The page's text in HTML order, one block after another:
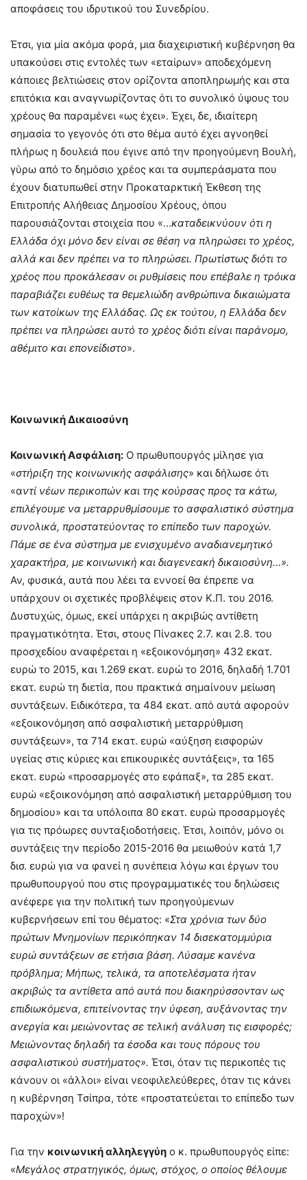
αποφάσεις του ιδρυτικού του Συνεδρίου.
Έτσι, για μία ακόμα φορά, μια διαχειριστική κυβέρνηση θα
υπακούσει στις εντολές των «εταίρων» αποδεχόμενη
κάποιες βελτιώσεις στον ορίζοντα αποπληρωμής και στα
επιτόκια και αναγνωρίζοντας ότι το συνολικό ύψους του
χρέους θα παραμένει «ως έχει». Έχει, δε, ιδιαίτερη
σημασία το γεγονός ότι στο θέμα αυτό έχει αγνοηθεί
πλήρως η δουλειά που έγινε από την προηγούμενη Βουλή,
γύρω από το δημόσιο χρέος και τα συμπεράσματα που
έχουν διατυπωθεί στην Προκαταρκτική Έκθεση της
Επιτροπής Αλήθειας Δηµοσίου Χρέους, όπου
παρουσιάζονται στοιχεία που «…καταδεικνύουν ότι η
Ελλάδα όχι µόνο δεν είναι σε θέση να πληρώσει το χρέος,
αλλά και δεν πρέπει να το πληρώσει. Πρωτίστως διότι το
χρέος που προκάλεσαν οι ρυθµίσεις που επέβαλε η τρόικα
παραβιάζει ευθέως τα θεµελιώδη ανθρώπινα δικαιώµατα
των κατοίκων της Ελλάδας. Ως εκ τούτου, η Ελλάδα δεν
πρέπει να πληρώσει αυτό το χρέος διότι είναι παράνοµο,
αθέµιτο και επονείδιστο».
Κοινωνική Δικαιοσύνη
Κοινωνική Ασφάλιση: Ο πρωθυπουργός μίλησε για
«στήριξη της κοινωνικής ασφάλισης» και δήλωσε ότι
«αντί νέων περικοπών και της κούρσας προς τα κάτω,
επιλέγουμε να μεταρρυθμίσουμε το ασφαλιστικό σύστημα
συνολικά, προστατεύοντας το επίπεδο των παροχών.
Πάμε σε ένα σύστημα με ενισχυμένο αναδιανεμητικό
χαρακτήρα, με κοινωνική και διαγενεακή δικαιοσύνη…».
Αν, φυσικά, αυτά που λέει τα εννοεί θα έπρεπε να
υπάρχουν οι σχετικές προβλέψεις στον Κ.Π. του 2016.
Δυστυχώς, όμως, εκεί υπάρχει η ακριβώς αντίθετη
πραγματικότητα. Έτσι, στους Πίνακες 2.7. και 2.8. του
προσχεδίου αναφέρεται η «εξοικονόμηση» 432 εκατ.
ευρώ το 2015, και 1.269 εκατ. ευρώ το 2016, δηλαδή 1.701
εκατ. ευρώ τη διετία, που πρακτικά σημαίνουν μείωση
συντάξεων. Ειδικότερα, τα 484 εκατ. από αυτά αφορούν
«εξοικονόμηση από ασφαλιστική μεταρρύθμιση
συντάξεων», τα 714 εκατ. ευρώ «αύξηση εισφορών
υγείας στις κύριες και επικουρικές συντάξεις», τα 165
εκατ. ευρώ «προσαρμογές στο εφάπαξ», τα 285 εκατ.
ευρώ «εξοικονόμηση από ασφαλιστική μεταρρύθμιση του
δημοσίου» και τα υπόλοιπα 80 εκατ. ευρώ προσαρμογές
για τις πρόωρες συνταξιοδοτήσεις. Έτσι, λοιπόν, μόνο οι
συντάξεις την περίοδο 2015-2016 θα μειωθούν κατά 1,7
δισ. ευρώ για να φανεί η συνέπεια λόγω και έργων του
πρωθυπουργού που στις προγραμματικές του δηλώσεις
ανέφερε για την πολιτική των προηγούμενων
κυβερνήσεων επί του θέματος: «Στα χρόνια των δύο
πρώτων Μνημονίων περικόπηκαν 14 δισεκατομμύρια
ευρώ συντάξεων σε ετήσια βάση. Λύσαμε κανένα
πρόβλημα; Μήπως, τελικά, τα αποτελέσματα ήταν
ακριβώς τα αντίθετα από αυτά που διακηρύσσονταν ως
επιδιωκόμενα, επιτείνοντας την ύφεση, αυξάνοντας την
ανεργία και μειώνοντας σε τελική ανάλυση τις εισφορές;
Μειώνοντας δηλαδή τα έσοδα και τους πόρους του
ασφαλιστικού συστήματος». Έτσι, όταν τις περικοπές τις
κάνουν οι «άλλοι» είναι νεοφιλελεύθερες, όταν τις κάνει
η κυβέρνηση Τσίπρα, τότε «προστατεύεται το επίπεδο των
παροχών»!
Για την κοινωνική αλληλεγγύη ο κ. πρωθυπουργός είπε:
«Μεγάλος στρατηγικός, όμως, στόχος, ο οποίος θέλουμε